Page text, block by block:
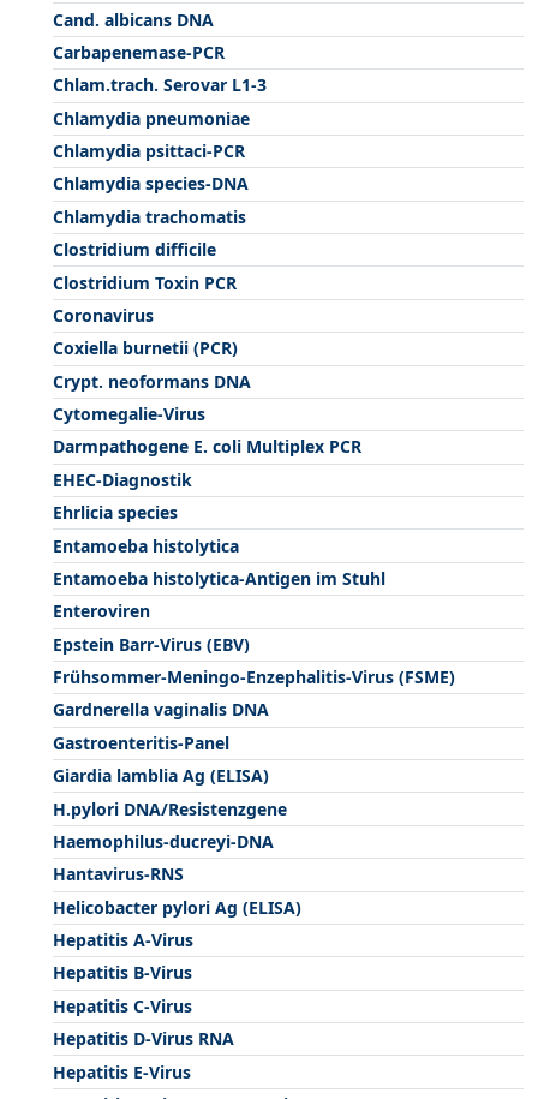
Cand. albicans DNA
Carbapenemase-PCR
Chlam.trach. Serovar L1-3
Chlamydia pneumoniae
Chlamydia psittaci-PCR
Chlamydia species-DNA
Chlamydia trachomatis
Clostridium difficile
Clostridium Toxin PCR
Coronavirus
Coxiella burnetii (PCR)
Crypt. neoformans DNA
Cytomegalie-Virus
Darmpathogene E. coli Multiplex PCR
EHEC-Diagnostik
Ehrlicia species
Entamoeba histolytica
Entamoeba histolytica-Antigen im Stuhl
Enteroviren
Epstein Barr-Virus (EBV)
Frühsommer-Meningo-Enzephalitis-Virus (FSME)
Gardnerella vaginalis DNA
Gastroenteritis-Panel
Giardia lamblia Ag (ELISA)
H.pylori DNA/Resistenzgene
Haemophilus-ducreyi-DNA
Hantavirus-RNS
Helicobacter pylori Ag (ELISA)
Hepatitis A-Virus
Hepatitis B-Virus
Hepatitis C-Virus
Hepatitis D-Virus RNA
Hepatitis E-Virus